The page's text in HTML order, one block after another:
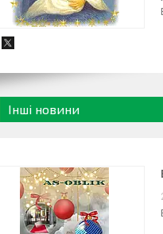
Інші новини